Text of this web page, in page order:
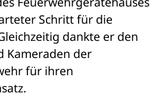
Schritt für die
dankte er den
Kameraden der
für ihren